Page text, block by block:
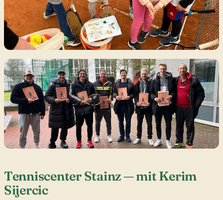
Tenniscenter Stainz — mit Kerim
Sijercic